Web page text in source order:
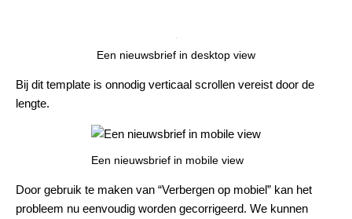
Een nieuwsbrief in desktop view
Bij dit template is onnodig verticaal scrollen vereist door de
lengte.
Een nieuwsbrief in mobile view
Door gebruik te maken van “Verbergen op mobiel” kan het
probleem nu eenvoudig worden gecorrigeerd. We kunnen